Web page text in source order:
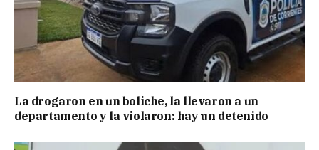
La drogaron en un boliche, la llevaron a un
departamento y la violaron: hay un detenido